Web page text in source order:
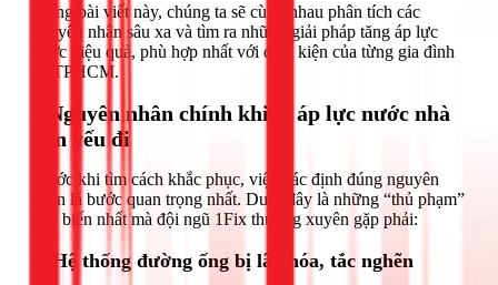
Trong bài viết này, chúng ta sẽ cùng nhau phân tích các
nguyên nhân sâu xa và tìm ra những giải pháp tăng áp lực
nước hiệu quả, phù hợp nhất với điều kiện của từng gia đình
tại TPHCM.
3 Nguyên nhân chính khiến áp lực nước nhà
bạn yếu đi
Trước khi tìm cách khắc phục, việc xác định đúng nguyên
nhân là bước quan trọng nhất. Dưới đây là những “thủ phạm”
phổ biến nhất mà đội ngũ 1Fix thường xuyên gặp phải:
1. Hệ thống đường ống bị lão hóa, tắc nghẽn